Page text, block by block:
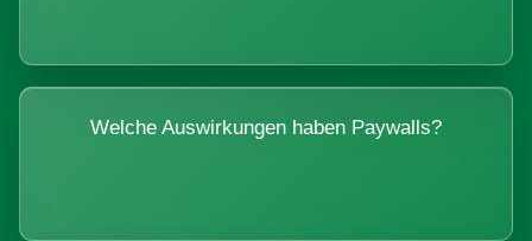
Welche Auswirkungen haben Paywalls?